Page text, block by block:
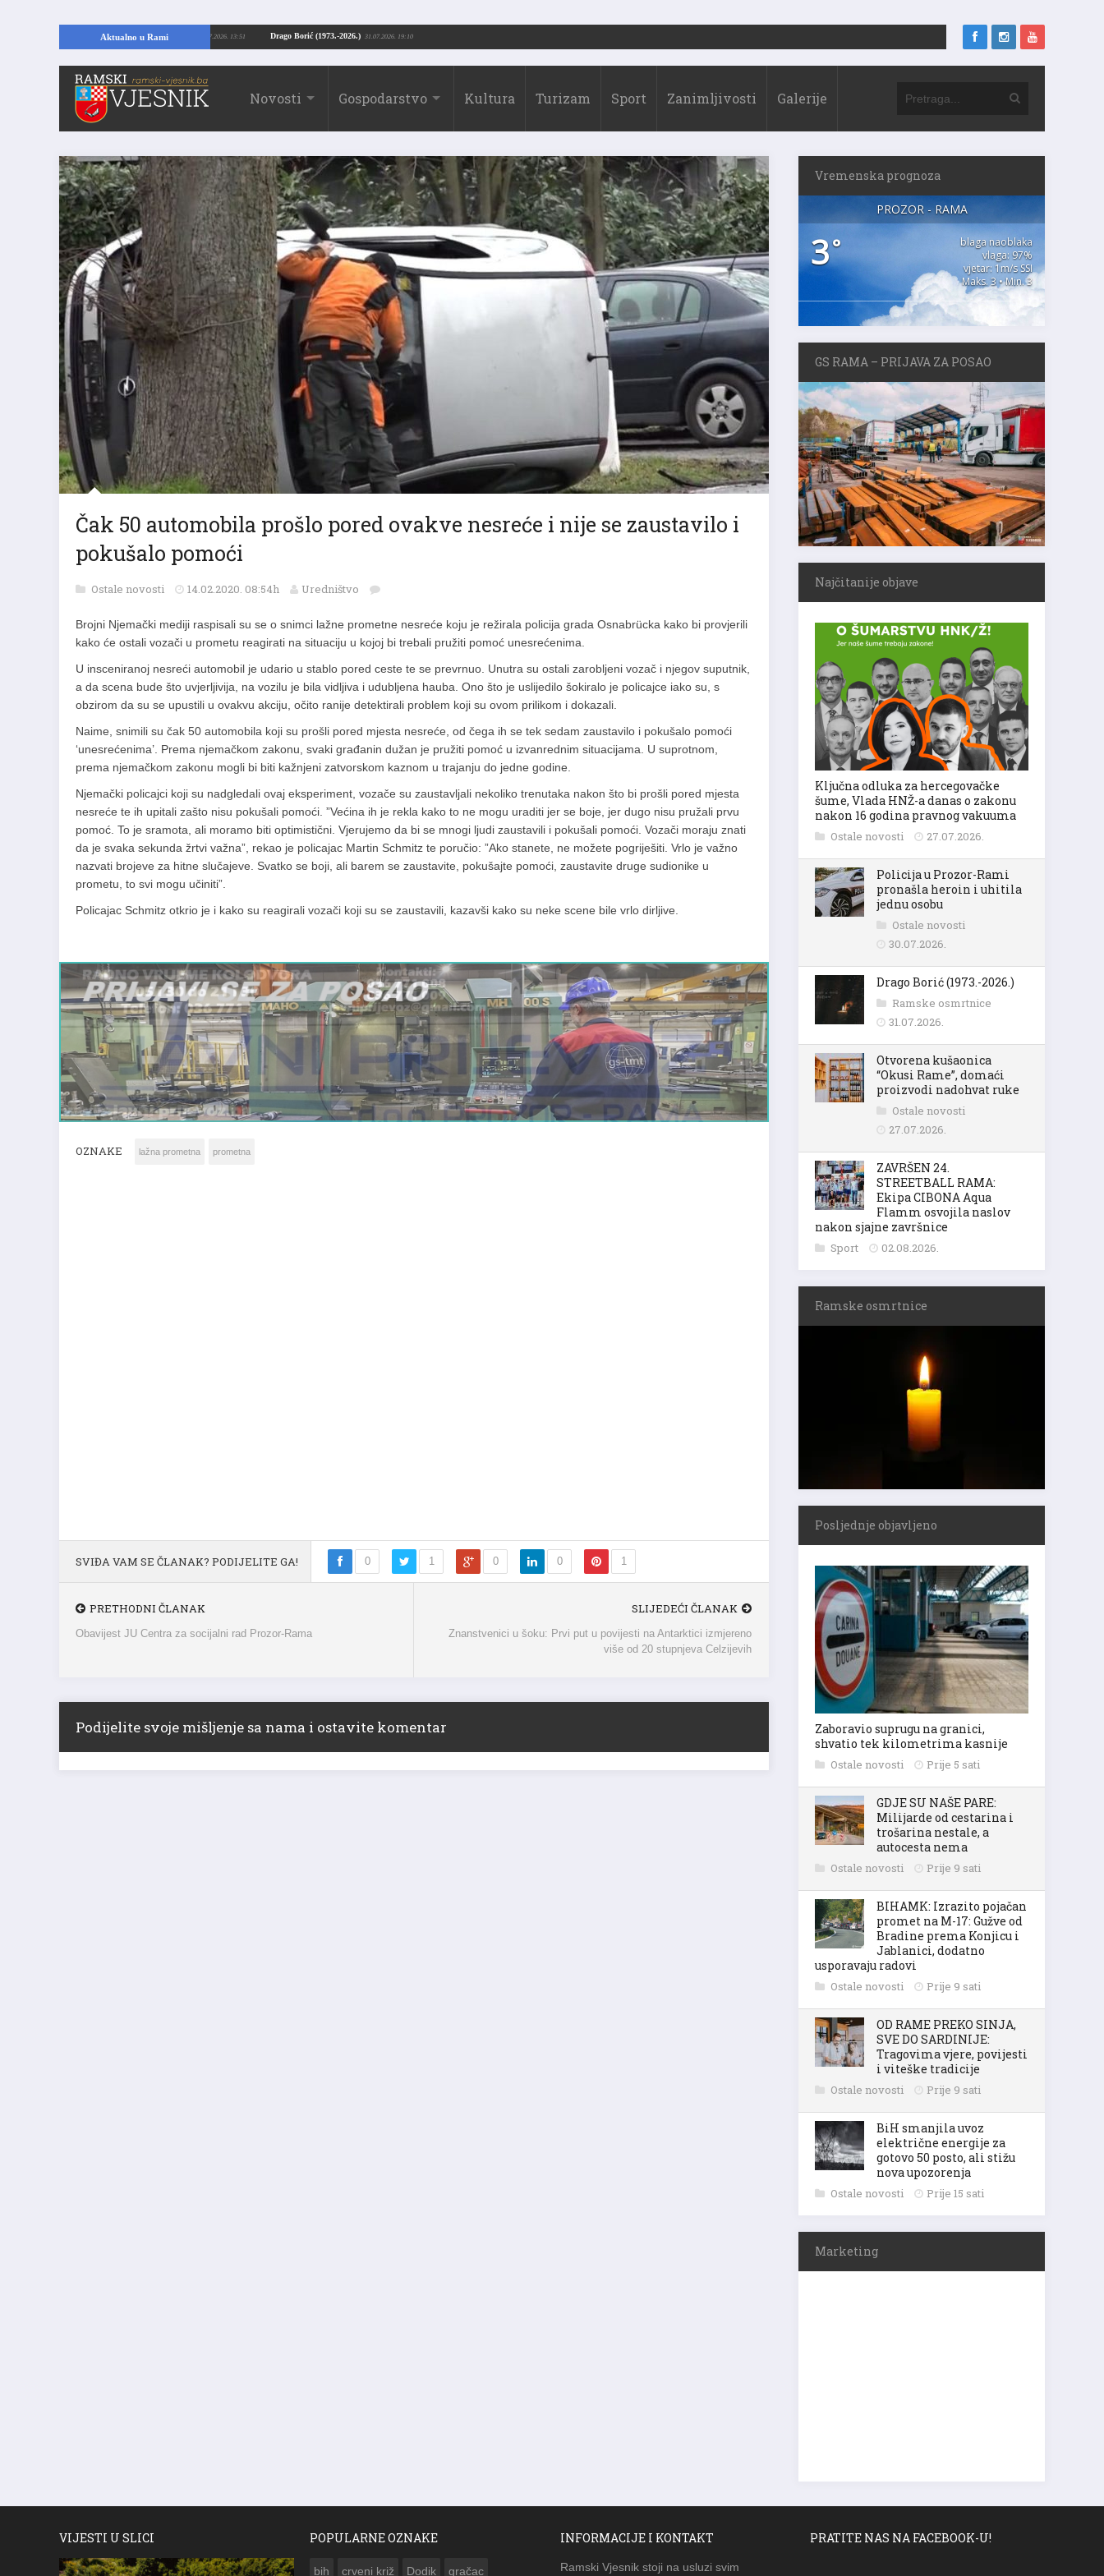
Aktualno u Rami Drago Borić (1973.-2026.) 31.07.2026. 19:10
Kopajući temelje kuće, pronašao vrijedne arheološke ostatke 24.07.2026. 13:51
Novosti Gospodarstvo Kultura Turizam Sport Zanimljivosti Galerije
Čak 50 automobila prošlo pored ovakve nesreće i nije se zaustavilo i
pokušalo pomoći
Ostale novosti 14.02.2020. 08:54h Uredništvo
Brojni Njemački mediji raspisali su se o snimci lažne prometne nesreće koju je režirala policija grada Osnabrücka kako bi provjerili
kako će ostali vozači u prometu reagirati na situaciju u kojoj bi trebali pružiti pomoć unesrećenima.
U insceniranoj nesreći automobil je udario u stablo pored ceste te se prevrnuo. Unutra su ostali zarobljeni vozač i njegov suputnik,
a da scena bude što uvjerljivija, na vozilu je bila vidljiva i udubljena hauba. Ono što je uslijedilo šokiralo je policajce iako su, s
obzirom da su se upustili u ovakvu akciju, očito ranije detektirali problem koji su ovom prilikom i dokazali.
Naime, snimili su čak 50 automobila koji su prošli pored mjesta nesreće, od čega ih se tek sedam zaustavilo i pokušalo pomoći
‘unesrećenima’. Prema njemačkom zakonu, svaki građanin dužan je pružiti pomoć u izvanrednim situacijama. U suprotnom,
prema njemačkom zakonu mogli bi biti kažnjeni zatvorskom kaznom u trajanju do jedne godine.
Njemački policajci koji su nadgledali ovaj eksperiment, vozače su zaustavljali nekoliko trenutaka nakon što bi prošli pored mjesta
nesreće te ih upitali zašto nisu pokušali pomoći. ”Većina ih je rekla kako to ne mogu uraditi jer se boje, jer dugo nisu pružali prvu
pomoć. To je sramota, ali moramo biti optimistični. Vjerujemo da bi se mnogi ljudi zaustavili i pokušali pomoći. Vozači moraju znati
da je svaka sekunda žrtvi važna”, rekao je policajac Martin Schmitz te poručio: ”Ako stanete, ne možete pogriješiti. Vrlo je važno
nazvati brojeve za hitne slučajeve. Svatko se boji, ali barem se zaustavite, pokušajte pomoći, zaustavite druge sudionike u
prometu, to svi mogu učiniti”.
Policajac Schmitz otkrio je i kako su reagirali vozači koji su se zaustavili, kazavši kako su neke scene bile vrlo dirljive.
OZNAKE lažna prometna prometna
SVIĐA VAM SE ČLANAK? PODIJELITE GA! 0 1 0 0 1
PRETHODNI ČLANAK
Obavijest JU Centra za socijalni rad Prozor-Rama
SLIJEDEĆI ČLANAK
Znanstvenici u šoku: Prvi put u povijesti na Antarktici izmjereno
više od 20 stupnjeva Celzijevih
Podijelite svoje mišljenje sa nama i ostavite komentar
Vremenska prognoza
PROZOR - RAMA
3°
blaga naoblaka
vlaga: 97%
vjetar: 1m/s SSI
Maks. 3 • Min. 3
GS RAMA – PRIJAVA ZA POSAO
Najčitanije objave
Ključna odluka za hercegovačke
šume, Vlada HNŽ-a danas o zakonu
nakon 16 godina pravnog vakuuma
Ostale novosti 27.07.2026.
Policija u Prozor-Rami
pronašla heroin i uhitila
jednu osobu
Ostale novosti
30.07.2026.
Drago Borić (1973.-2026.)
Ramske osmrtnice
31.07.2026.
Otvorena kušaonica
“Okusi Rame”, domaći
proizvodi nadohvat ruke
Ostale novosti
27.07.2026.
ZAVRŠEN 24.
STREETBALL RAMA:
Ekipa CIBONA Aqua
Flamm osvojila naslov
nakon sjajne završnice
Sport 02.08.2026.
Ramske osmrtnice
Posljednje objavljeno
Zaboravio suprugu na granici,
shvatio tek kilometrima kasnije
Ostale novosti Prije 5 sati
GDJE SU NAŠE PARE:
Milijarde od cestarina i
trošarina nestale, a
autocesta nema
Ostale novosti Prije 9 sati
BIHAMK: Izrazito pojačan
promet na M-17: Gužve od
Bradine prema Konjicu i
Jablanici, dodatno
usporavaju radovi
Ostale novosti Prije 9 sati
OD RAME PREKO SINJA,
SVE DO SARDINIJE:
Tragovima vjere, povijesti
i viteške tradicije
Ostale novosti Prije 9 sati
BiH smanjila uvoz
električne energije za
gotovo 50 posto, ali stižu
nova upozorenja
Ostale novosti Prije 15 sati
Marketing
VIJESTI U SLICI POPULARNE OZNAKE
bih crveni križ Dodik gračac
INFORMACIJE I KONTAKT
Ramski Vjesnik stoji na usluzi svim
PRATITE NAS NA FACEBOOK-U!